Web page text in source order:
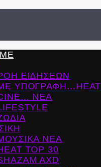
ΕΙΔΗΣΕΩΝ
ΥΠΟΓΡΑΦΗ…HEAT
ΝΕΑ
ΝΕΑ
TOP 30
AXD